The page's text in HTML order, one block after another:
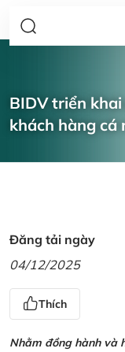
BIDV triển
khách hàng cá
Đăng tải ngày
04/12/2025
Thích
Nhằm đồng hành và